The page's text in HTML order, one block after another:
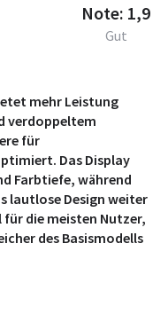
Note: 1,9
Gut
mehr Leistung
verdoppeltem
für
Das Display
Farbtiefe, während
lautlose Design weiter
für die meisten Nutzer,
des Basismodells